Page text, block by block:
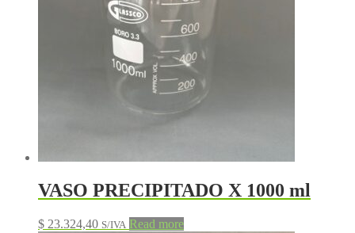
VASO PRECIPITADO X 1000 ml
$ 23.324,40 S/IVA Read more